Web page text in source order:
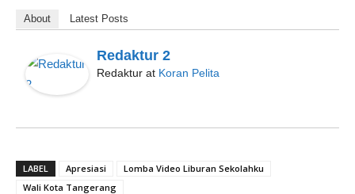
About Latest Posts
Redaktur 2
Redaktur at Koran Pelita
LABEL Apresiasi
Lomba Video Liburan Sekolahku
Wali Kota Tangerang